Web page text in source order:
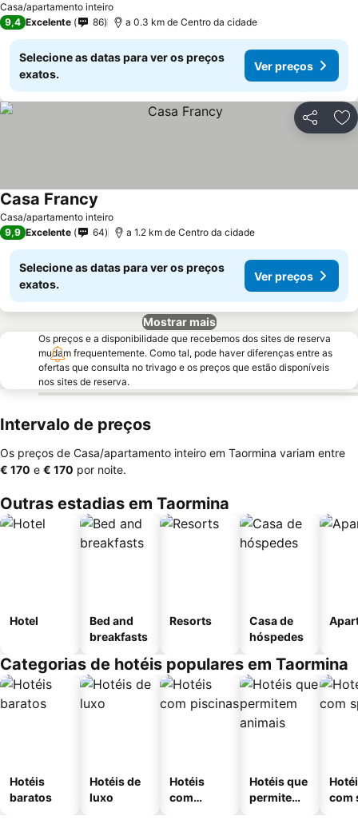
Casa/apartamento inteiro
Ver preços
9,4 Excelente 86 a 0.3 km de Centro da cidade
Selecione as datas para ver os preços
exatos.
Ver preços
Partilhar
Casa/apartamento inteiro
Casa Francy
9,9 Excelente 64 a 1.2 km de Centro da cidade
Selecione as datas para ver os preços
exatos.
Ver preços
Mostrar mais
Os preços e a disponibilidade que recebemos dos sites de reserva
mudam frequentemente. Como tal, pode haver diferenças entre as
ofertas que consulta no trivago e os preços que estão disponíveis
nos sites de reserva.
Intervalo de preços
Os preços de Casa/apartamento inteiro em Taormina variam entre
‎€ 170 e ‎€ 170 por noite.
Outras estadias em Taormina
Hotel
Bed and
breakfasts
Resorts
Casa de
hóspedes
Categorias de hotéis populares em Taormina
Hotéis
baratos
Hotéis de
luxo
Hotéis
com
Hotéis que
permitem
com